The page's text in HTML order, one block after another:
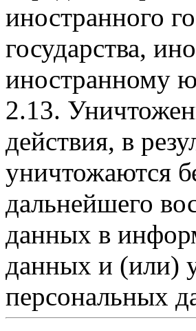
иностранного
государства,
иностранному
2.13.
действия, в
уничтожаются
дальнейшего
данных в
данных и (или)
персональных